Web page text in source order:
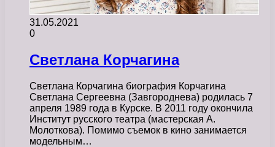
31.05.2021
0
Светлана Корчагина
Светлана Корчагина биография Корчагина
Светлана Сергеевна (Завгороднева) родилась 7
апреля 1989 года в Курске. В 2011 году окончила
Институт русского театра (мастерская А.
Молоткова). Помимо съемок в кино занимается
модельным…